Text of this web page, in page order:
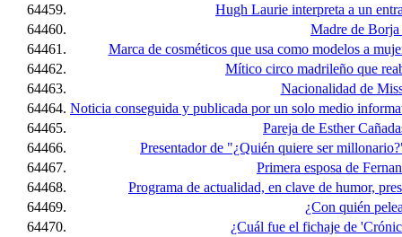
64459.
Hugh Laurie interpreta a un
64460.
Madre de Borja
64461.
Marca de cosméticos que usa como modelos a
64462.
Mítico circo madrileño que
64463.
Nacionalidad de
64464. Noticia conseguida y publicada por un solo medio
64465.
Pareja de Esther
64466.
Presentador de "¿Quién quiere ser
64467.
Primera esposa de
64468.
Programa de actualidad, en clave de humor,
64469.
¿Con quién
64470.
¿Cuál fue el fichaje de